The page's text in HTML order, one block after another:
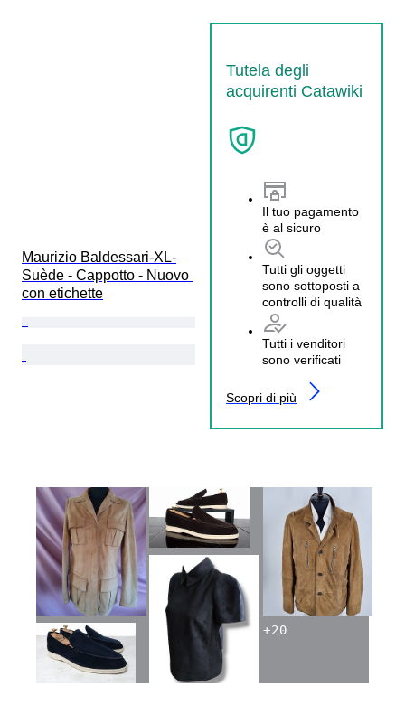
Maurizio Baldessari-XL-
Suède - Cappotto - Nuovo
con etichette
Tutela degli
acquirenti Catawiki
Il tuo pagamento
è al sicuro
Tutti gli oggetti
sono sottoposti a
controlli di qualità
Tutti i venditori
sono verificati
Scopri di più
+20